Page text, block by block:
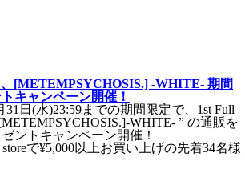
、[METEMPSYCHOSIS.] -WHITE- 期間
キャンペーン開催！
31日(水)23:59までの期間限定で、1st Full
WHITE- ” の通販を
ントキャンペーン開催！
で¥5,000以上お買い上げの先着34名様